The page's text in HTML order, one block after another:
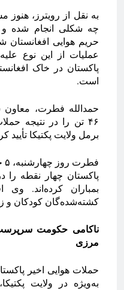
به نقل از رویترز،
چه شکلی انجام شده و
حریم هوایی افغانستان
عملیات از این نوع
پاکستان در خاک
است.
حمدالله فطرت،
۴۶ تن را در نتیجه
برمل ولایت پکتیکا تأیید
پاکستان چهار نقطه را
بمباران کرده‌اند.
کشته‌شده‌گان کودکان و
ناکامی حکومت
مرزی
حملات هوایی اخیر
به‌ویژه در ولایت